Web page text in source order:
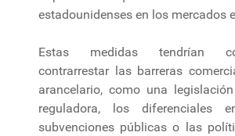
estadounidenses en los mercados
Estas medidas tendrían
contrarrestar las barreras
arancelario, como una
reguladora, los diferenciales
subvenciones públicas o las